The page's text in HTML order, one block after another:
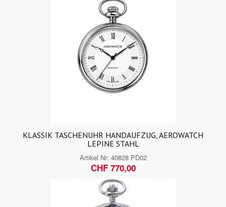
KLASSIK TASCHENUHR HANDAUFZUG, AEROWATCH
LEPINE STAHL
Artikel Nr: 40828 PD02
CHF 770,00